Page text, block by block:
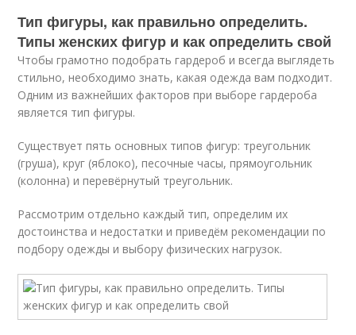
Тип фигуры, как правильно определить.
Типы женских фигур и как определить свой
Чтобы грамотно подобрать гардероб и всегда выглядеть
стильно, необходимо знать, какая одежда вам подходит.
Одним из важнейших факторов при выборе гардероба
является тип фигуры.
Существует пять основных типов фигур: треугольник
(груша), круг (яблоко), песочные часы, прямоугольник
(колонна) и перевёрнутый треугольник.
Рассмотрим отдельно каждый тип, определим их
достоинства и недостатки и приведём рекомендации по
подбору одежды и выбору физических нагрузок.